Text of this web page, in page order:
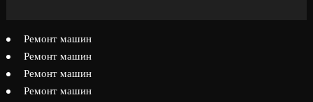
Ремонт машин
Ремонт машин
Ремонт машин
Ремонт машин